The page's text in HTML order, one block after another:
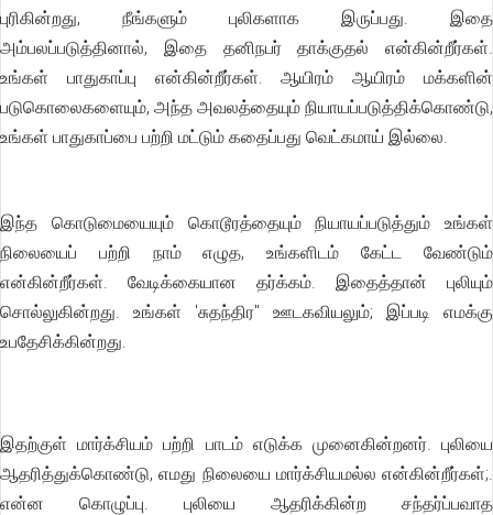
புரிகின்றது, நீங்களும் புலிகளாக இருப்பது. இதை
அம்பலப்படுத்தினால், இதை தனிநபர் தாக்குதல் என்கின்றீர்கள்.
உங்கள் பாதுகாப்பு என்கின்றீர்கள். ஆயிரம் ஆயிரம் மக்களின்
படுகொலைகளையும், அந்த அவலத்தையும் நியாயப்படுத்திக்கொண்டு,
உங்கள் பாதுகாப்பை பற்றி மட்டும் கதைப்பது வெட்கமாய் இல்லை.
இந்த கொடுமையையும் கொடூரத்தையும் நியாயப்படுத்தும் உங்கள்
நிலையைப் பற்றி நாம் எழுத, உங்களிடம் கேட்ட வேண்டும்
என்கின்றீர்கள். வேடிக்கையான தர்க்கம். இதைத்தான் புலியும்
சொல்லுகின்றது. உங்கள் 'சுதந்திர" ஊடகவியலும்; இப்படி எமக்கு
உபதேசிக்கின்றது.
இதற்குள் மார்க்சியம் பற்றி பாடம் எடுக்க முனைகின்றனர். புலியை
ஆதரித்துக்கொண்டு, எமது நிலையை மார்க்சியமல்ல என்கின்றீர்கள்;.
என்ன கொழுப்பு. புலியை ஆதரிக்கின்ற சந்தர்ப்பவாத